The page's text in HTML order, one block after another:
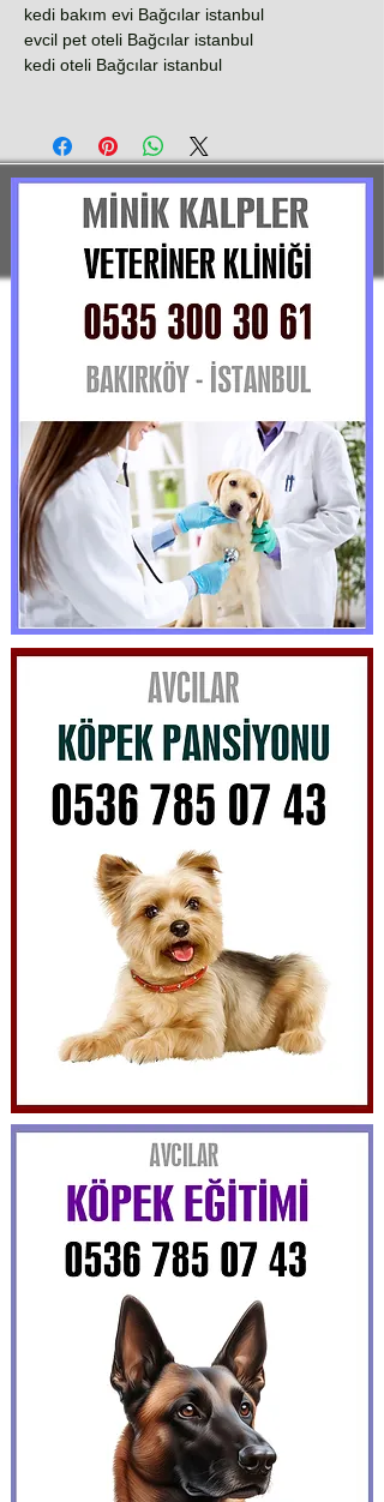
kedi bakım evi Bağcılar istanbul
evcil pet oteli Bağcılar istanbul
kedi oteli Bağcılar istanbul